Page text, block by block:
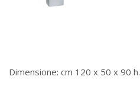
Dimensione: cm 120 x 50 x 90 h.